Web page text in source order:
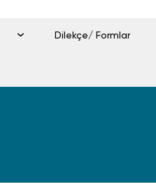
Dilekçe/ Formlar